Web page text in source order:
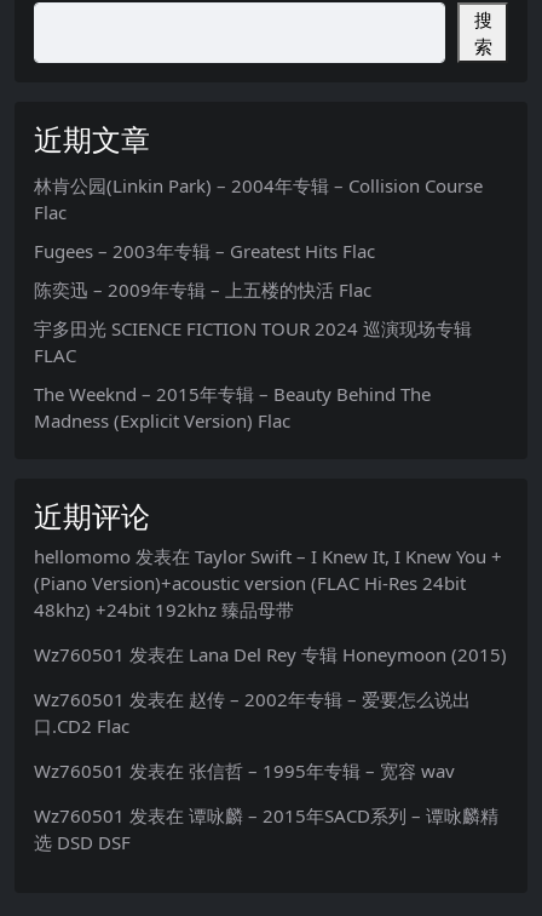
搜
索
近期文章
林肯公园(Linkin Park) – 2004年专辑 – Collision Course
Flac
Fugees – 2003年专辑 – Greatest Hits Flac
陈奕迅 – 2009年专辑 – 上五楼的快活 Flac
宇多田光 SCIENCE FICTION TOUR 2024 巡演现场专辑
FLAC
The Weeknd – 2015年专辑 – Beauty Behind The
Madness (Explicit Version) Flac
近期评论
hellomomo 发表在 Taylor Swift – I Knew It, I Knew You +
(Piano Version)+acoustic version (FLAC Hi-Res 24bit
48khz) +24bit 192khz 臻品母带
Wz760501 发表在 Lana Del Rey 专辑 Honeymoon (2015)
Wz760501 发表在 赵传 – 2002年专辑 – 爱要怎么说出
口.CD2 Flac
Wz760501 发表在 张信哲 – 1995年专辑 – 宽容 wav
Wz760501 发表在 谭咏麟 – 2015年SACD系列 – 谭咏麟精
选 DSD DSF